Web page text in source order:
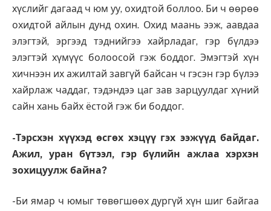
хүслийг дагаад ч юм уу, охидтой боллоо. Би ч өөрөө
охидтой айлын дунд охин. Охид маань ээж, аавдаа
элэгтэй, эргээд тэднийгээ хайрладаг, гэр бүлдээ
элэгтэй хүмүүс болоосой гэж боддог. Эмэгтэй хүн
хичнээн их ажилтай завгүй байсан ч гэсэн гэр бүлээ
хайрлаж чаддаг, тэдэндээ цаг зав зарцуулдаг хүний
сайн хань байх ёстой гэж би боддог.
-Тэрсхэн хүүхэд өсгөх хэцүү гэх ээжүүд байдаг.
Ажил, уран бүтээл, гэр бүлийн ажлаа хэрхэн
зохицуулж байна?
-Би ямар ч юмыг төвөгшөөх дургүй хүн шиг байгаа